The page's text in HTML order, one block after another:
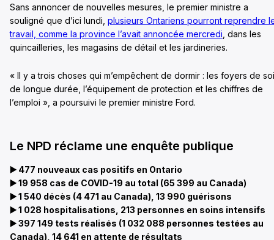
Sans annoncer de nouvelles mesures, le premier ministre a
souligné que d’ici lundi, plusieurs Ontariens pourront reprendre
travail, comme la province l’avait annoncée mercredi , dans les
quincailleries, les magasins de détail et les jardineries.
« Il y a trois choses qui m’empêchent de dormir : les foyers de
de longue durée, l’équipement de protection et les chiffres de
l’emploi », a poursuivi le premier ministre Ford.
Le NPD réclame une enquête publique
▶️ 477 nouveaux cas positifs en Ontario
▶️19 958 cas de COVID-19 au total (65 399 au Canada)
▶️1 540 décès (4 471 au Canada), 13 990 guérisons
▶️1 028 hospitalisations, 213 personnes en soins intensifs
▶️397 149 tests réalisés (1 032 088 personnes testées au
Canada), 14 641 en attente de résultats